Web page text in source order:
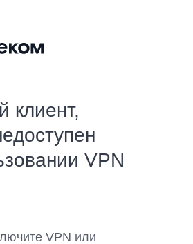
клиент,
VPN
VPN или